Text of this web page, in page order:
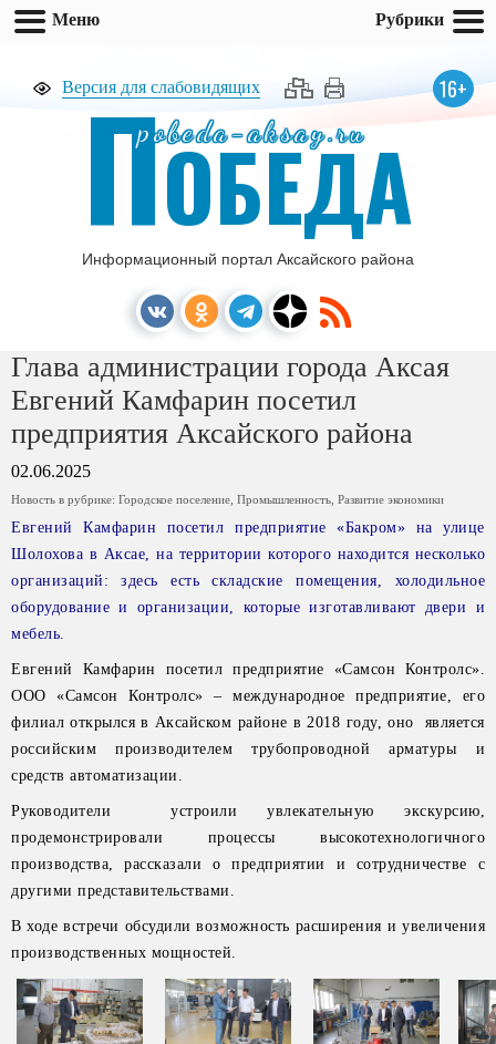
Версия для слабовидящих 16+
pobeda-aksay.ru
ПОБЕДА
Информационный портал Аксайского района
Глава администрации города Аксая
Евгений Камфарин посетил
предприятия Аксайского района
02.06.2025
Новость в рубрике: Городское поселение Промышленность Развитие экономики
Евгений Камфарин посетил предприятие «Бакром» на улице
Шолохова в Аксае, на территории которого находится несколько
организаций: здесь есть складские помещения, холодильное
оборудование и организации, которые изготавливают двери и
мебель.
Евгений Камфарин посетил предприятие «Самсон Контролс».
ООО «Самсон Контролс» – международное предприятие, его
филиал открылся в Аксайском районе в 2018 году, оно является
российским производителем трубопроводной арматуры и
средств автоматизации.
Руководители устроили увлекательную экскурсию,
продемонстрировали процессы высокотехнологичного
производства, рассказали о предприятии и сотрудничестве с
другими представительствами.
В ходе встречи обсудили возможность расширения и увеличения
производственных мощностей.
Меню Рубрики